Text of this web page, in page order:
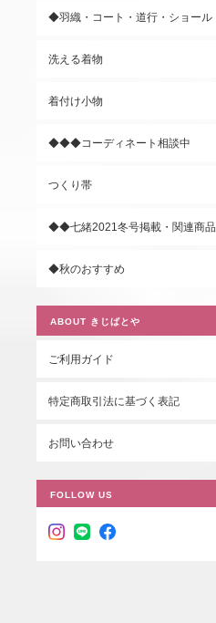
◆羽織・コート・道行・ショール
洗える着物
着付け小物
◆◆◆コーディネート相談中
つくり帯
◆◆七緒2021冬号掲載・関連商品
◆秋のおすすめ
ABOUT きじばとや
ご利用ガイド
特定商取引法に基づく表記
お問い合わせ
FOLLOW US